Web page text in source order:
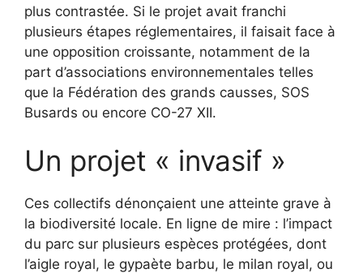
plus contrastée. Si le projet avait franchi
plusieurs étapes réglementaires, il faisait face à
une opposition croissante, notamment de la
part d’associations environnementales telles
que la Fédération des grands causses, SOS
Busards ou encore CO-27 XII.
Un projet « invasif »
Ces collectifs dénonçaient une atteinte grave à
la biodiversité locale. En ligne de mire : l’impact
du parc sur plusieurs espèces protégées, dont
l’aigle royal, le gypaète barbu, le milan royal, ou